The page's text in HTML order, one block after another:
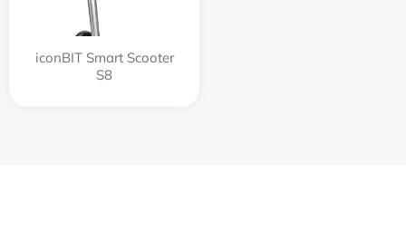
iconBIT Smart Scooter
S8